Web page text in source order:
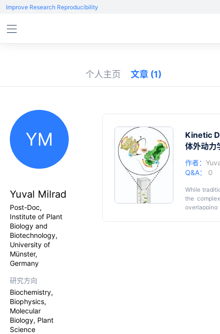
Improve Research Reproducibility
个人主页 文章 (1)
YM
Yuval Milrad
Post-Doc,
Institute of Plant
Biology and
Biotechnology,
University of
Münster,
Germany
研究方向
Biochemistry,
Biophysics,
Molecular
Biology, Plant
Science
Kinetic
体外动力
作者：
Q&A：
0
While
the